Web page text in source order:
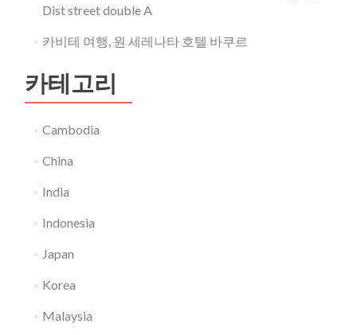
Dist street double A
카비테 여행, 원 세레나타 호텔 바쿠르
카테고리
Cambodia
China
India
Indonesia
Japan
Korea
Malaysia